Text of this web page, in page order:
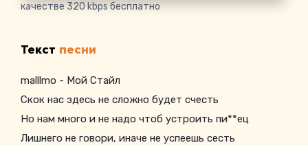
качестве 320 kbps бесплатно
Текст песни
malllmo - Мой Стайл
Скок нас здесь не сложно будет счесть
Но нам много и не надо чтоб устроить пи**ец
Лишнего не говори, иначе не успеешь сесть